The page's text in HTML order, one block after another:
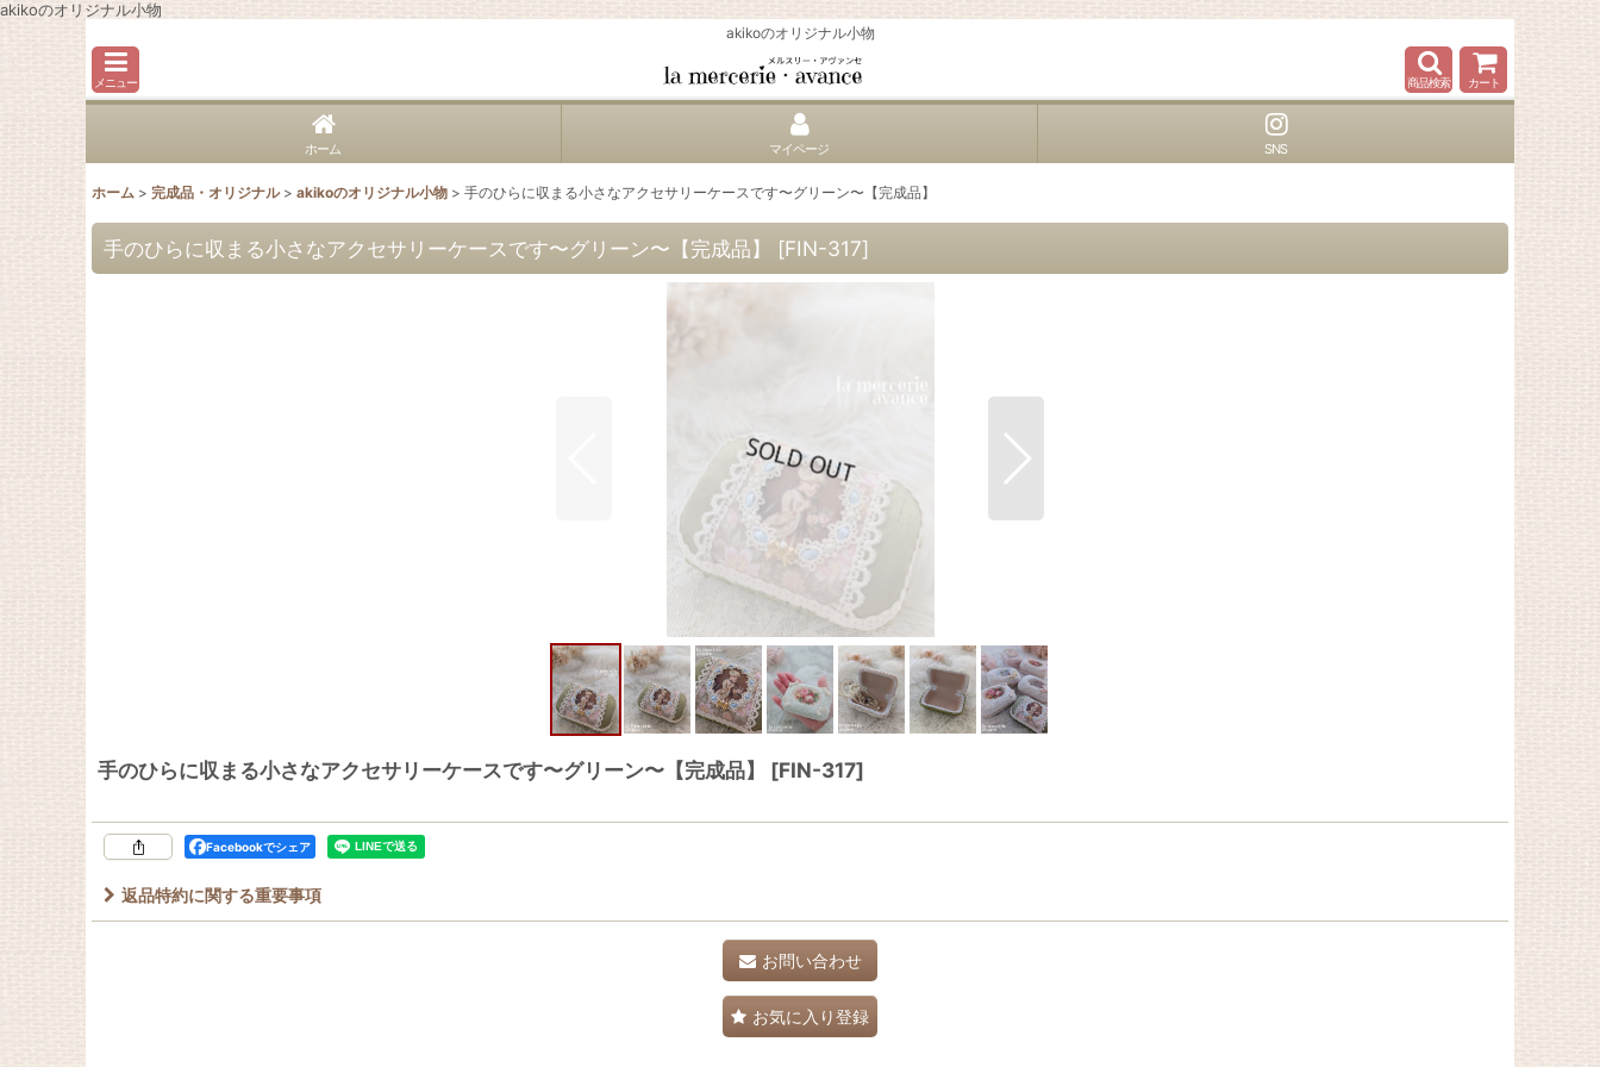
akikoのオリジナル小物
akikoのオリジナル小物
メニュー 商品検索 カート
ホーム マイページ SNS
ホーム > 完成品・オリジナル > akikoのオリジナル小物 > 手のひらに収まる小さなアクセサリーケースです〜グリーン〜【完成品】
手のひらに収まる小さなアクセサリーケースです〜グリーン〜【完成品】 [FIN-317]
手のひらに収まる小さなアクセサリーケースです〜グリーン〜【完成品】 [FIN-317]
Facebookでシェア
返品特約に関する重要事項
お問い合わせ
お気に入り登録